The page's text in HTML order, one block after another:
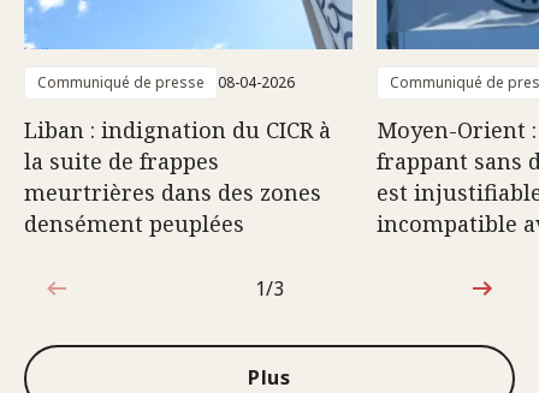
Communiqué de presse 08-04-2026
Liban : indignation du CICR à
la suite de frappes
meurtrières dans des zones
densément peuplées
Communiqué de
Moyen-Orient
frappant sans
est
incompatible
1sur3
1/3
Plus